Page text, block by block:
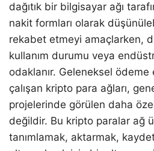
dağıtık bir bilgisayar ağı
nakit formları olarak
rekabet etmeyi amaçlarken,
kullanım durumu veya
odaklanır. Geleneksel
çalışan kripto para ağları,
projelerinde görülen daha
değildir. Bu kripto paralar ağ
tanımlamak, aktarmak,